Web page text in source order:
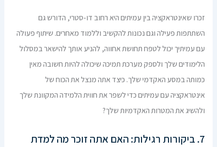
זכרו שאינטראקציה בין עמיתים היא רחוב דו-סטרי, הדורש גם
השתתפות פעילה וגם נכונות להקשיב וללמוד מאחרים. שיתוף פעולה
עם עמיתיך יכול לטפח תחושת אחווה, להניע אותך להישאר במסלול
הלימודים שלך ולספק מערכת תמיכה שיכולה להיות חשובה מאין
כמותה במסע האקדמי שלך. כיצד אתה מנצל את הכוח של
אינטראקציה עם עמיתים כדי לשפר את חווית הלמידה המקוונת שלך
ולהשיג את המטרות האקדמיות שלך?
7. ביקורות רגילות: האם אתה זוכר מה למדת